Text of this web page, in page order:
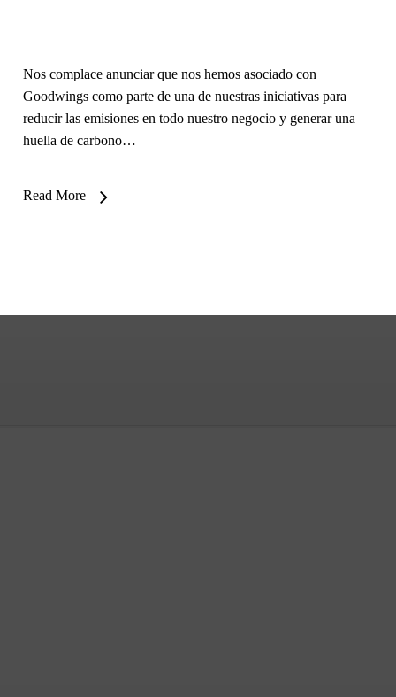
Nos complace anunciar que nos hemos asociado con
Goodwings como parte de una de nuestras iniciativas para
reducir las emisiones en todo nuestro negocio y generar una
huella de carbono…
Read More